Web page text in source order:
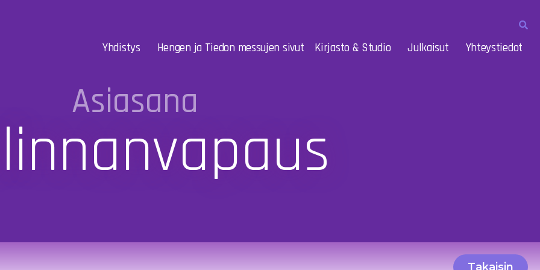
Yhdistys Hengen ja Tiedon messujen sivut Kirjasto & Studio Julkaisut Yhteystiedot
Asiasana
Takaisin